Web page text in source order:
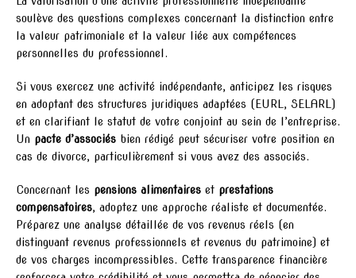
soulève des questions complexes concernant la distinction entre
la valeur patrimoniale et la valeur liée aux compétences
personnelles du professionnel.
Si vous exercez une activité indépendante, anticipez les risques
en adoptant des structures juridiques adaptées (EURL, SELARL)
et en clarifiant le statut de votre conjoint au sein de l’entreprise.
Un pacte d’associés bien rédigé peut sécuriser votre position en
cas de divorce, particulièrement si vous avez des associés.
Concernant les pensions alimentaires et prestations
compensatoires, adoptez une approche réaliste et documentée.
Préparez une analyse détaillée de vos revenus réels (en
distinguant revenus professionnels et revenus du patrimoine) et
de vos charges incompressibles. Cette transparence financière